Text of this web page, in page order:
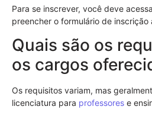
Para se inscrever, você deve
preencher o formulário de inscrição
Quais são os
os cargos
Os requisitos variam, mas
licenciatura para professores e